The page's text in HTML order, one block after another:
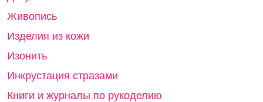
Живопись
Изделия из кожи
Изонить
Инкрустация стразами
Книги и журналы по рукоделию